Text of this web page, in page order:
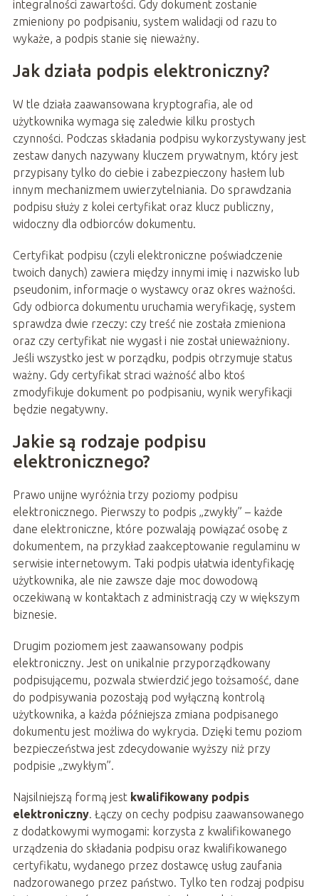
integralności zawartości. Gdy dokument zostanie
zmieniony po podpisaniu, system walidacji od razu to
wykaże, a podpis stanie się nieważny.
Jak działa podpis elektroniczny?
W tle działa zaawansowana kryptografia, ale od
użytkownika wymaga się zaledwie kilku prostych
czynności. Podczas składania podpisu wykorzystywany jest
zestaw danych nazywany kluczem prywatnym, który jest
przypisany tylko do ciebie i zabezpieczony hasłem lub
innym mechanizmem uwierzytelniania. Do sprawdzania
podpisu służy z kolei certyfikat oraz klucz publiczny,
widoczny dla odbiorców dokumentu.
Certyfikat podpisu (czyli elektroniczne poświadczenie
twoich danych) zawiera między innymi imię i nazwisko lub
pseudonim, informacje o wystawcy oraz okres ważności.
Gdy odbiorca dokumentu uruchamia weryfikację, system
sprawdza dwie rzeczy: czy treść nie została zmieniona
oraz czy certyfikat nie wygasł i nie został unieważniony.
Jeśli wszystko jest w porządku, podpis otrzymuje status
ważny. Gdy certyfikat straci ważność albo ktoś
zmodyfikuje dokument po podpisaniu, wynik weryfikacji
będzie negatywny.
Jakie są rodzaje podpisu
elektronicznego?
Prawo unijne wyróżnia trzy poziomy podpisu
elektronicznego. Pierwszy to podpis „zwykły” – każde
dane elektroniczne, które pozwalają powiązać osobę z
dokumentem, na przykład zaakceptowanie regulaminu w
serwisie internetowym. Taki podpis ułatwia identyfikację
użytkownika, ale nie zawsze daje moc dowodową
oczekiwaną w kontaktach z administracją czy w większym
biznesie.
Drugim poziomem jest zaawansowany podpis
elektroniczny. Jest on unikalnie przyporządkowany
podpisującemu, pozwala stwierdzić jego tożsamość, dane
do podpisywania pozostają pod wyłączną kontrolą
użytkownika, a każda późniejsza zmiana podpisanego
dokumentu jest możliwa do wykrycia. Dzięki temu poziom
bezpieczeństwa jest zdecydowanie wyższy niż przy
podpisie „zwykłym”.
Najsilniejszą formą jest kwalifikowany podpis
elektroniczny. Łączy on cechy podpisu zaawansowanego
z dodatkowymi wymogami: korzysta z kwalifikowanego
urządzenia do składania podpisu oraz kwalifikowanego
certyfikatu, wydanego przez dostawcę usług zaufania
nadzorowanego przez państwo. Tylko ten rodzaj podpisu